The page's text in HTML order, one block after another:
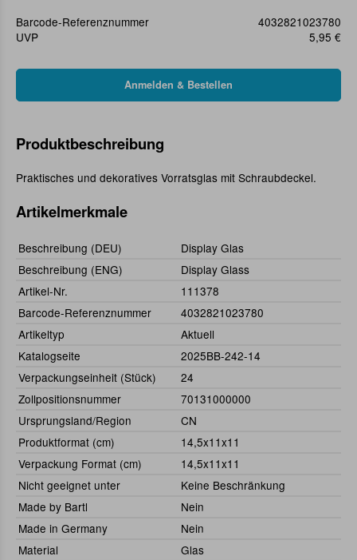
Barcode-Referenznummer
4032821023780
UVP
5,95 €
Produktbeschreibung
Praktisches und dekoratives Vorratsglas mit Schraubdeckel.
Artikelmerkmale
Beschreibung (DEU)
Display Glas
Beschreibung (ENG)
Display Glass
Artikel-Nr.
111378
Barcode-Referenznummer
4032821023780
Artikeltyp
Aktuell
Katalogseite
2025BB-242-14
Verpackungseinheit (Stück)
24
Zollpositionsnummer
70131000000
Ursprungsland/Region
CN
Produktformat (cm)
14,5x11x11
Verpackung Format (cm)
14,5x11x11
Nicht geeignet unter
Keine Beschränkung
Made by Bartl
Nein
Made in Germany
Nein
Material
Glas